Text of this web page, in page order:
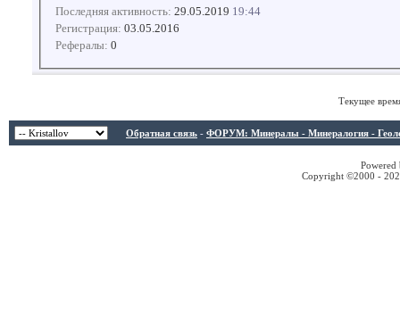
Последняя активность: 29.05.2019 19:44
Регистрация: 03.05.2016
Рефералы: 0
Текущее
Обратная связь - ФОРУМ: Минералы - Минералогия -
Copyright ©2000 -